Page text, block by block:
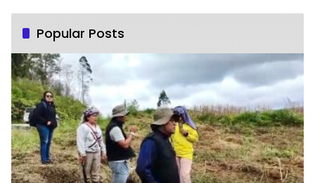
Popular Posts